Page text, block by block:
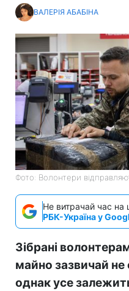
ВАЛЕРІЯ АБАБІНА
Фото: Волонтери
Не витрачай час на
РБК-Україна у
Зібрані
майно зазвичай
однак усе